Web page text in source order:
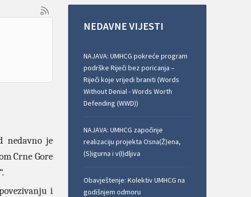
nedavno je
Crne Gore
i
NEDAVNE VIJESTI
NAJAVA: UMHCG pokreće program
podrške Riječi bez poricanja –
Riječi koje vrijedi braniti (Words
Without Denial - Words Worth
Defending (WWD))
NAJAVA: UMHCG započinje
realizaciju projekta Osna(Ž)ena,
(S)igurna i v(I)dljiva
Obavještenje: Kolektiv UMHCG na
godišnjem odmoru